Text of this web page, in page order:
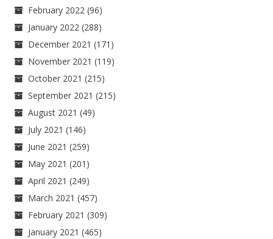
February 2022 (96)
January 2022 (288)
December 2021 (171)
November 2021 (119)
October 2021 (215)
September 2021 (215)
August 2021 (49)
July 2021 (146)
June 2021 (259)
May 2021 (201)
April 2021 (249)
March 2021 (457)
February 2021 (309)
January 2021 (465)